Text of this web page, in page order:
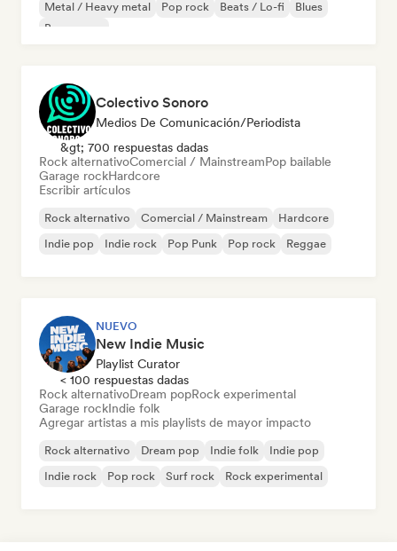
Metal / Heavy metal
Pop rock Beats / Lo-fi
Blues
Bossa nova
Colectivo Sonoro
Medios De Comunicación/Periodista
&gt; 700 respuestas dadas
Rock alternativoComercial / MainstreamPop bailable
Garage rockHardcore
Escribir artículos
Rock alternativo Comercial / Mainstream
Hardcore
Indie pop
Indie rock Pop Punk Pop rock Reggae
NUEVO
New Indie Music
Playlist Curator
< 100 respuestas dadas
Rock alternativoDream popRock experimental
Garage rockIndie folk
Agregar artistas a mis playlists de mayor impacto
Rock alternativo Dream pop Indie folk
Indie pop
Indie rock
Pop rock Surf rock Rock experimental